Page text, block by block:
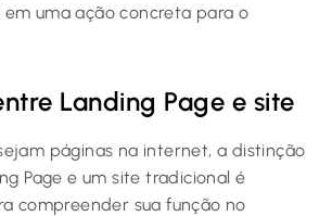
em uma ação concreta para o
Landing Page e site
páginas na internet, a distinção
Page e um site tradicional é
compreender sua função no